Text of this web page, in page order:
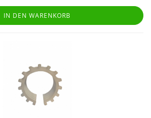
IN DEN WARENKORB